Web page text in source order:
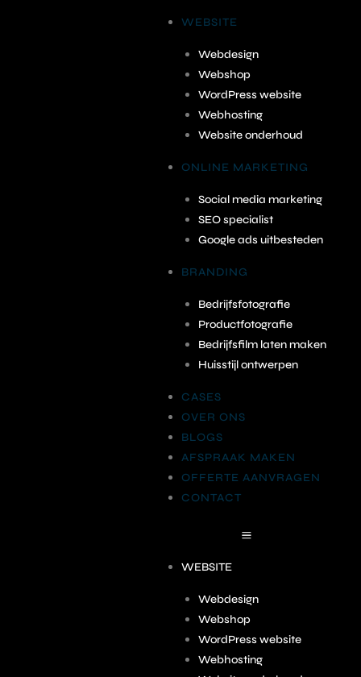
WEBSITE
Webdesign
Webshop
WordPress website
Webhosting
Website onderhoud
ONLINE MARKETING
Social media marketing
SEO specialist
Google ads uitbesteden
BRANDING
Bedrijfsfotografie
Productfotografie
Bedrijfsfilm laten maken
Huisstijl ontwerpen
CASES
OVER ONS
BLOGS
AFSPRAAK MAKEN
OFFERTE AANVRAGEN
CONTACT
WEBSITE
Webdesign
Webshop
WordPress website
Webhosting